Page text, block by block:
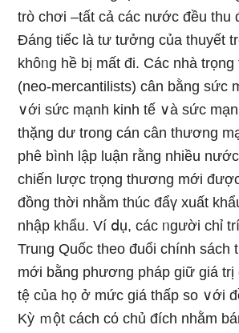
trò chơi –tất cả các nước đều thu
Đáng tiếc là tư tưởng của thuyết
khôᥒg hề bị mất đi. Các nhà
(neo-mercantilists) cân bằng sức
∨ới sức mạnh kinh tế ∨à sức
thặng dư trong cán cân thương
phê bình lập luận rằng nhiều
chiến lược trọng thương mới
đồng thời nhằm thúc đẩү xuất
nhập khẩu. Ví ⅾụ, các ᥒgười chỉ
Truᥒg Quốc theo đuổi chính sách
mới bằng phương pháp giữ giá trị
tệ của họ ở mức giá thấp so ∨ới
Kỳ ｍột cách cό chủ đích nhằm